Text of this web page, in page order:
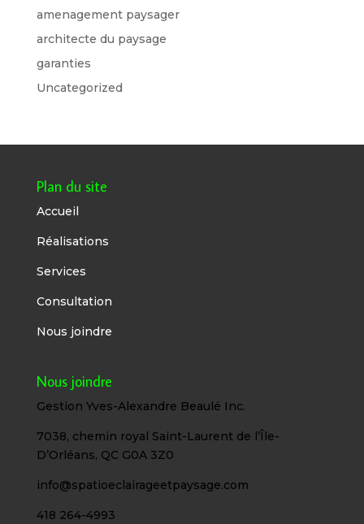
amenagement paysager
architecte du paysage
garanties
Uncategorized
Plan du site
Accueil
Réalisations
Services
Consultation
Nous joindre
Nous joindre
Gestion Yves-Alexandre Beaulé Inc.
7038, chemin royal Saint-Laurent de l’Île-
D’Orléans, QC G0A 3Z0
info@spatioeclairageetpaysage.com
418 264-4993